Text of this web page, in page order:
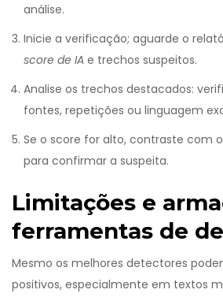
análise.
Inicie a verificação; aguarde o
score de IA e trechos suspeitos.
Analise os trechos destacados:
fontes, repetições ou linguagem
Se o score for alto, contraste com
para confirmar a suspeita.
Limitações e
ferramentas de
Mesmo os melhores detectores
positivos, especialmente em textos